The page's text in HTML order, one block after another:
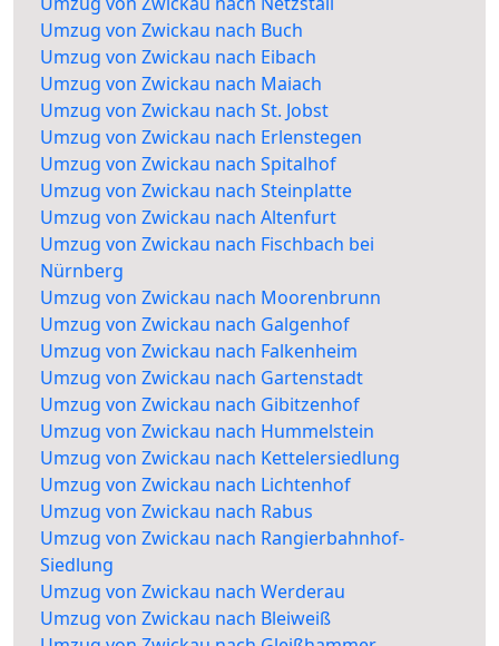
Umzug von Zwickau nach Buch
Umzug von Zwickau nach Eibach
Umzug von Zwickau nach Maiach
Umzug von Zwickau nach St. Jobst
Umzug von Zwickau nach Erlenstegen
Umzug von Zwickau nach Spitalhof
Umzug von Zwickau nach Steinplatte
Umzug von Zwickau nach Altenfurt
Umzug von Zwickau nach Fischbach bei
Nürnberg
Umzug von Zwickau nach Moorenbrunn
Umzug von Zwickau nach Galgenhof
Umzug von Zwickau nach Falkenheim
Umzug von Zwickau nach Gartenstadt
Umzug von Zwickau nach Gibitzenhof
Umzug von Zwickau nach Hummelstein
Umzug von Zwickau nach Kettelersiedlung
Umzug von Zwickau nach Lichtenhof
Umzug von Zwickau nach Rabus
Umzug von Zwickau nach Rangierbahnhof-
Siedlung
Umzug von Zwickau nach Werderau
Umzug von Zwickau nach Bleiweiß